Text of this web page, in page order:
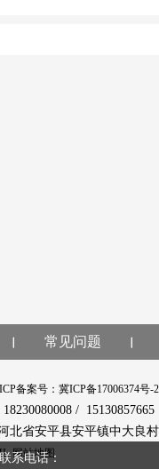
常见问题
备案号：冀ICP备17006374号-2
/ 15130857665
北省安平县安平镇中大良
网站地图
联系电话：